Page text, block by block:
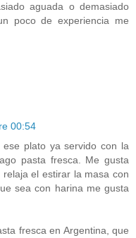
aguada o demasiado
poco de experiencia me
00:54
plato ya servido con la
pasta fresca. Me gusta
el estirar la masa con
sea con harina me gusta
fresca en Argentina, que